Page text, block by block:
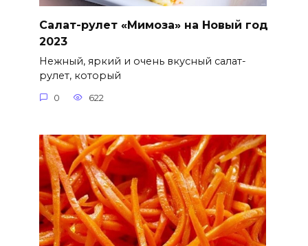
Салат-рулет «Мимоза» на Новый год
2023
Нежный, яркий и очень вкусный салат-
рулет, который
0 622